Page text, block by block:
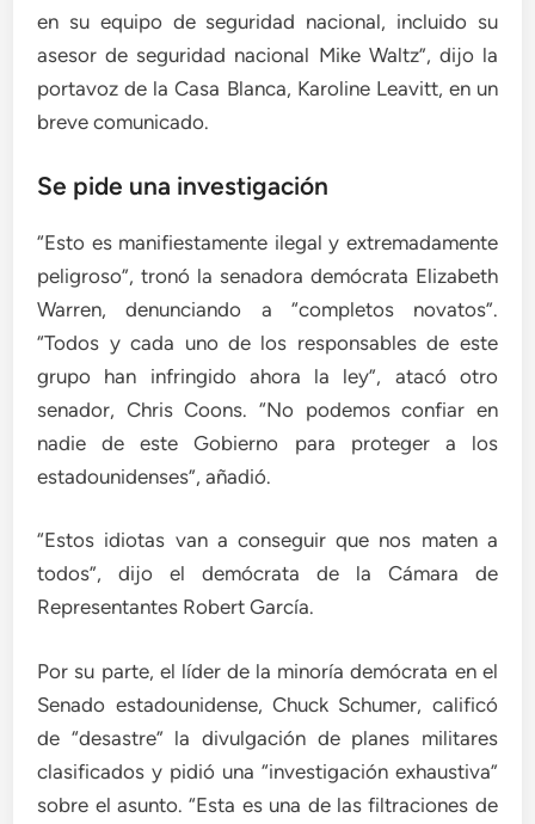
en su equipo de seguridad nacional, incluido su
asesor de seguridad nacional Mike Waltz”, dijo la
portavoz de la Casa Blanca, Karoline Leavitt, en un
breve comunicado.
Se pide una investigación
“Esto es manifiestamente ilegal y extremadamente
peligroso”, tronó la senadora demócrata Elizabeth
Warren, denunciando a “completos novatos”.
“Todos y cada uno de los responsables de este
grupo han infringido ahora la ley”, atacó otro
senador, Chris Coons. “No podemos confiar en
nadie de este Gobierno para proteger a los
estadounidenses”, añadió.
“Estos idiotas van a conseguir que nos maten a
todos”, dijo el demócrata de la Cámara de
Representantes Robert García.
Por su parte, el líder de la minoría demócrata en el
Senado estadounidense, Chuck Schumer, calificó
de “desastre” la divulgación de planes militares
clasificados y pidió una “investigación exhaustiva”
sobre el asunto. “Esta es una de las filtraciones de